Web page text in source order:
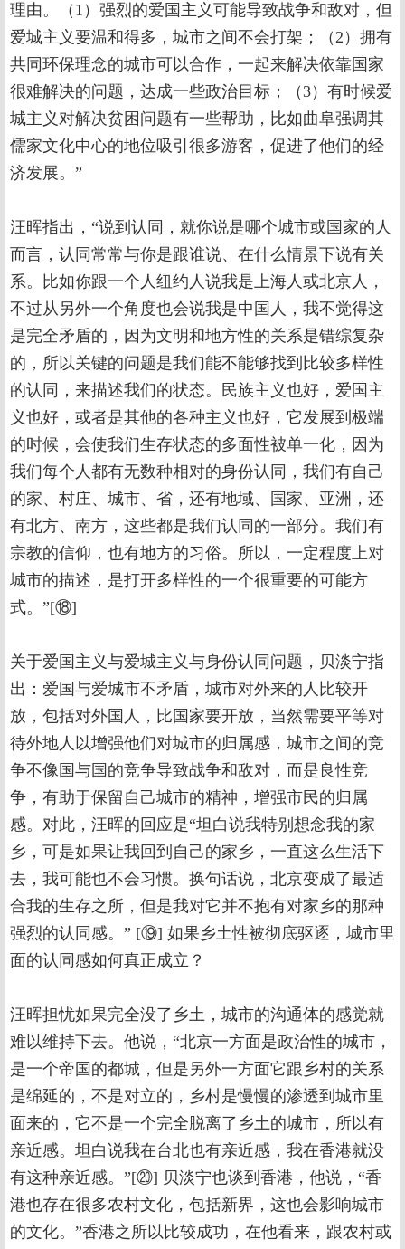
理由。（1）强烈的爱国主义可能导致战争和敌对，但
爱城主义要温和得多，城市之间不会打架；（2）拥有
共同环保理念的城市可以合作，一起来解决依靠国家
很难解决的问题，达成一些政治目标；（3）有时候爱
城主义对解决贫困问题有一些帮助，比如曲阜强调其
儒家文化中心的地位吸引很多游客，促进了他们的经
济发展。”
汪晖指出，“说到认同，就你说是哪个城市或国家的人
而言，认同常常与你是跟谁说、在什么情景下说有关
系。比如你跟一个人纽约人说我是上海人或北京人，
不过从另外一个角度也会说我是中国人，我不觉得这
是完全矛盾的，因为文明和地方性的关系是错综复杂
的，所以关键的问题是我们能不能够找到比较多样性
的认同，来描述我们的状态。民族主义也好，爱国主
义也好，或者是其他的各种主义也好，它发展到极端
的时候，会使我们生存状态的多面性被单一化，因为
我们每个人都有无数种相对的身份认同，我们有自己
的家、村庄、城市、省，还有地域、国家、亚洲，还
有北方、南方，这些都是我们认同的一部分。我们有
宗教的信仰，也有地方的习俗。所以，一定程度上对
城市的描述，是打开多样性的一个很重要的可能方
式。”[⑱]
关于爱国主义与爱城主义与身份认同问题，贝淡宁指
出：爱国与爱城市不矛盾，城市对外来的人比较开
放，包括对外国人，比国家要开放，当然需要平等对
待外地人以增强他们对城市的归属感，城市之间的竞
争不像国与国的竞争导致战争和敌对，而是良性竞
争，有助于保留自己城市的精神，增强市民的归属
感。对此，汪晖的回应是“坦白说我特别想念我的家
乡，可是如果让我回到自己的家乡，一直这么生活下
去，我可能也不会习惯。换句话说，北京变成了最适
合我的生存之所，但是我对它并不抱有对家乡的那种
强烈的认同感。” [⑲] 如果乡土性被彻底驱逐，城市里
面的认同感如何真正成立？
汪晖担忧如果完全没了乡土，城市的沟通体的感觉就
难以维持下去。他说，“北京一方面是政治性的城市，
是一个帝国的都城，但是另外一方面它跟乡村的关系
是绵延的，不是对立的，乡村是慢慢的渗透到城市里
面来的，它不是一个完全脱离了乡土的城市，所以有
亲近感。坦白说我在台北也有亲近感，我在香港就没
有这种亲近感。”[⑳] 贝淡宁也谈到香港，他说，“香
港也存在很多农村文化，包括新界，这也会影响城市
的文化。”香港之所以比较成功，在他看来，跟农村或